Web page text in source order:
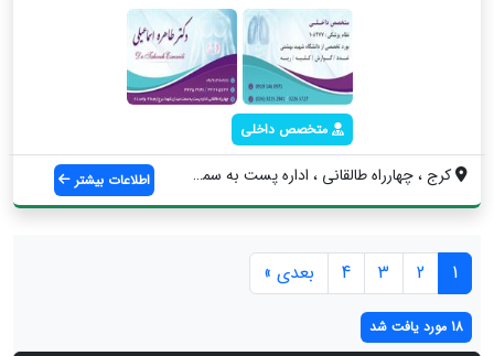
متخصص داخلی
کرج ، چهارراه طالقانی ، اداره پست به سمت... اطلاعات بیشتر
1
2
3
4 بعدی »
18 مورد یافت شد